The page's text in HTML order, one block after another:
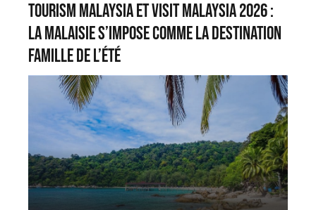
Tourism Malaysia et Visit Malaysia 2026 :
la Malaisie s’impose comme la destination
famille de l’été